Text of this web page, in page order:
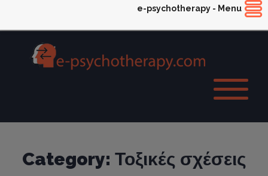
Category: Τοξικές σχέσεις
e-psychotherapy - Menu